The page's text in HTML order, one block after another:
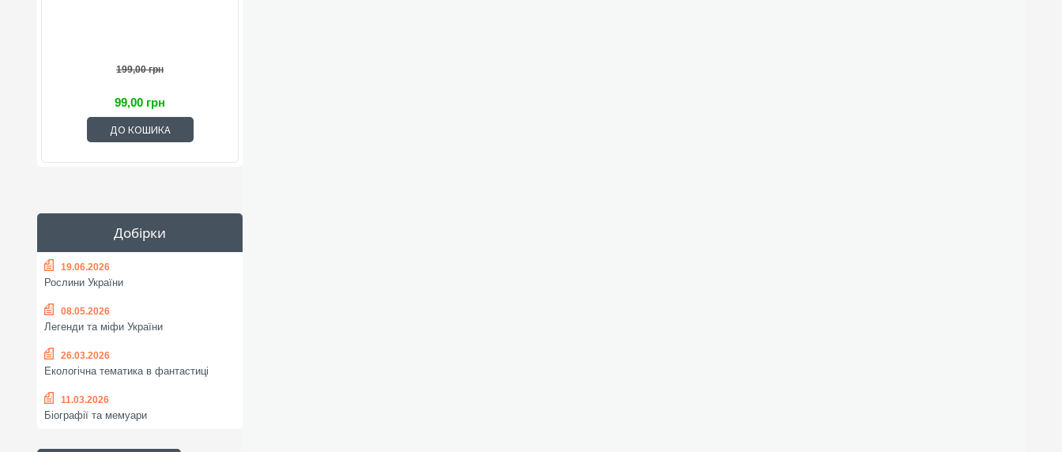
199,00 грн
99,00 грн
ДО КОШИКА
Добірки
19.06.2026
Рослини України
08.05.2026
Легенди та міфи України
26.03.2026
Екологічна тематика в фантастиці
11.03.2026
Біографії та мемуари